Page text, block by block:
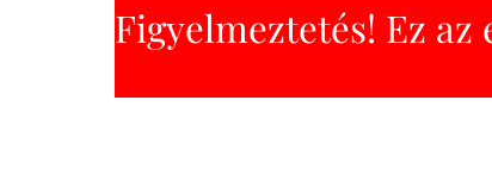
Figyelmeztetés! Ez